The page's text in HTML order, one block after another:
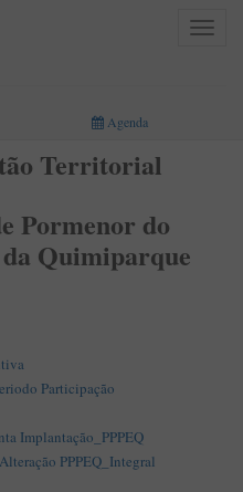
Toggle
Agenda
Territorial
Pormenor do
Quimiparque
Participação
Implantação_PPPEQ
PPPEQ_Integral